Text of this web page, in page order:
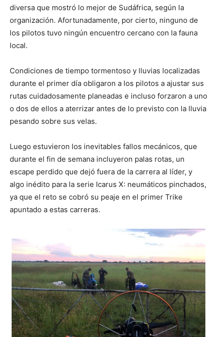
diversa que mostró lo mejor de Sudáfrica, según la
organización. Afortunadamente, por cierto, ninguno de
los pilotos tuvo ningún encuentro cercano con la fauna
local.
Condiciones de tiempo tormentoso y lluvias localizadas
durante el primer día obligaron a los pilotos a ajustar sus
rutas cuidadosamente planeadas e incluso forzaron a uno
o dos de ellos a aterrizar antes de lo previsto con la lluvia
pesando sobre sus velas.
Luego estuvieron los inevitables fallos mecánicos, que
durante el fin de semana incluyeron palas rotas, un
escape perdido que dejó fuera de la carrera al líder, y
algo inédito para la serie Icarus X: neumáticos pinchados,
ya que el reto se cobró su peaje en el primer Trike
apuntado a estas carreras.